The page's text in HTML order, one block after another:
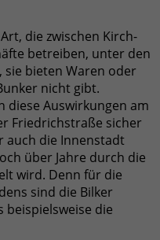
die zwischen Kirch-
betreiben, unter den
bieten Waren oder
nicht gibt.
diese Auswirkungen am
Friedrichstraße sicher
auch die Innenstadt
über Jahre durch die
wird. Denn für die
sind die Bilker
beispielsweise die